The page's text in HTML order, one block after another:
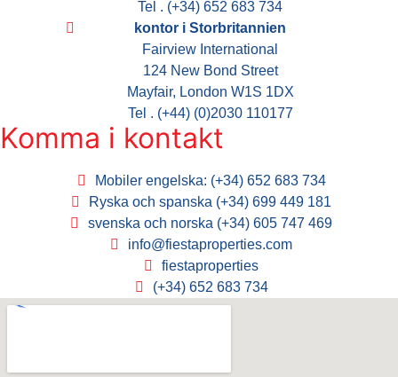
Tel . (+34) 652 683 734
kontor i Storbritannien
Fairview International
124 New Bond Street
Mayfair, London W1S 1DX
Tel . (+44) (0)2030 110177
Komma i kontakt
Mobiler engelska: (+34) 652 683 734
Ryska och spanska (+34) 699 449 181
svenska och norska (+34) 605 747 469
info@fiestaproperties.com
fiestaproperties
(+34) 652 683 734